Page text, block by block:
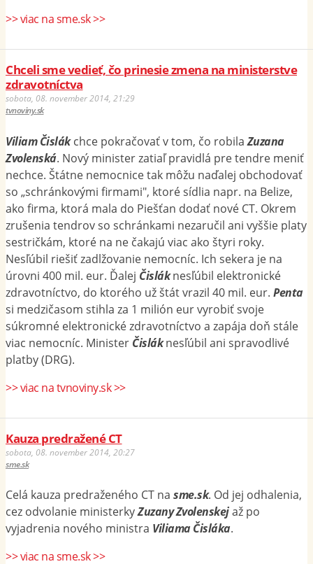
>> viac na sme.sk >>
Chceli sme vedieť, čo prinesie zmena na ministerstve
zdravotníctva
sobota, 08. november 2014, 21:29
tvnoviny.sk
Viliam Čislákchce pokračovať v tom, čo robilaZuzana
Zvolenská. Nový minister zatiaľ pravidlá pre tendre meniť
nechce. Štátne nemocnice tak môžu naďalej obchodovať
so „schránkovými firmami", ktoré sídlia napr. na Belize,
ako firma, ktorá mala do Piešťan dodať nové CT. Okrem
zrušenia tendrov so schránkami nezaručil ani vyššie platy
sestričkám, ktoré na ne čakajú viac ako štyri roky.
Nesľúbil riešiť zadlžovanie nemocníc. Ich sekera je na
úrovni 400 mil. eur. Ďalej Čisláknesľúbil elektronické
zdravotníctvo, do ktorého už štát vrazil 40 mil. eur. Penta
si medzičasom stihla za 1 milión eur vyrobiť svoje
súkromné elektronické zdravotníctvo a zapája doň stále
viac nemocníc. Minister Čisláknesľúbil ani spravodlivé
platby (DRG).
>> viac na tvnoviny.sk >>
Kauza predražené CT
sobota, 08. november 2014, 20:27
sme.sk
Celá kauza predraženého CT na sme.sk. Od jej odhalenia,
cez odvolanie ministerkyZuzany Zvolenskejaž po
vyjadrenia nového ministra Viliama Čisláka.
>> viac na sme.sk >>